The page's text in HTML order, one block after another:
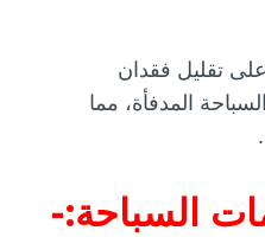
تقليل فقدان
المدفأة، مما
السباحة:-